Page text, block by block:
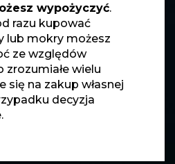
wypożyczyć.
razu kupować
lub mokry możesz
ze względów
zrozumiałe wielu
się na zakup własnej
decyzja